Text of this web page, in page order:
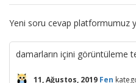
Yeni soru cevap platformumuz
damarların içini görüntüleme
11, Ağustos, 2019 Fen